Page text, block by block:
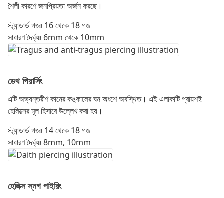
শৈলী কারণে জনপ্রিয়তা অর্জন করছে।
স্ট্যান্ডার্ড গজঃ 16 থেকে 18 গজ
সাধারণ দৈর্ঘ্যঃ 6mm থেকে 10mm
ডেথ পিয়ার্সিং
এটি অভ্যন্তরীণ কানের কঙ্কালের ঘন অংশে অবস্থিত। এই এলাকাটি প্রায়শই
হেলিক্সের মূল হিসাবে উল্লেখ করা হয়।
স্ট্যান্ডার্ড গজঃ 14 থেকে 18 গজ
সাধারণ দৈর্ঘ্যঃ 8mm, 10mm
হেলিক্স স্নগ পাইরিং